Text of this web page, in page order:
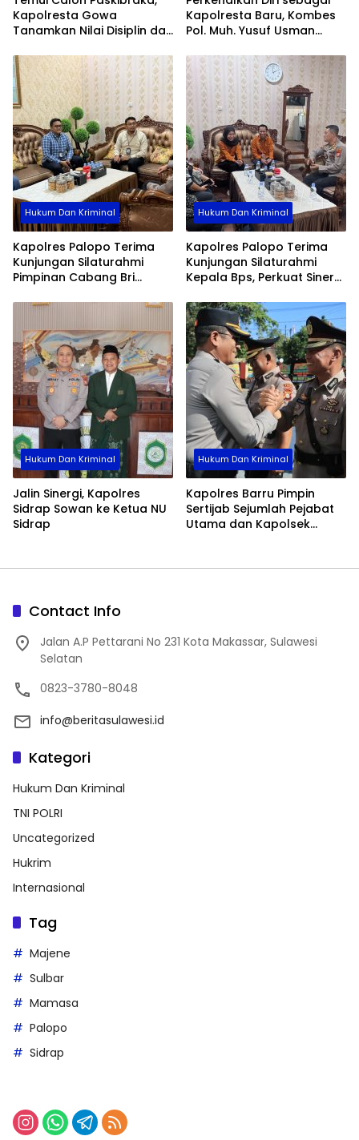
Kapolresta Gowa
Tanamkan Nilai Disiplin dan
Kapolresta Baru, Kombes
Pol. Muh. Yusuf Usman
dengan DPC Demokrat
Gowa
Hukum Dan Kriminal
Kapolres Palopo Terima
Kunjungan Silaturahmi
Pimpinan Cabang Bri
Hukum Dan Kriminal
Kapolres Palopo Terima
Kunjungan Silaturahmi
Kepala Bps, Perkuat Sinergi
Hukum Dan Kriminal
Jalin Sinergi, Kapolres
Sidrap Sowan ke Ketua NU
Sidrap
Hukum Dan Kriminal
Kapolres Barru Pimpin
Sertijab Sejumlah Pejabat
Utama dan Kapolsek
Contact Info
Jalan A.P Pettarani No 231 Kota Makassar, Sulawesi
Selatan
0823-3780-8048
info@beritasulawesi.id
Kategori
Hukum Dan Kriminal
TNI POLRI
Uncategorized
Hukrim
Internasional
Tag
Majene
Sulbar
Mamasa
Palopo
Sidrap